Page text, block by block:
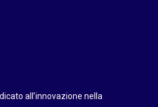
all’innovazione nella